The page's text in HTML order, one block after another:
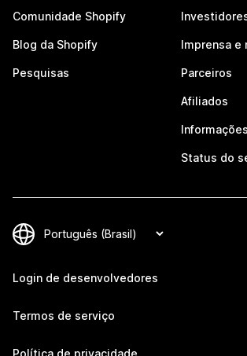
Comunidade Shopify
Blog da Shopify
Pesquisas
Imprensa e
Parceiros
Afiliados
Status do
Login de desenvolvedores
Termos de serviço
Política de privacidade